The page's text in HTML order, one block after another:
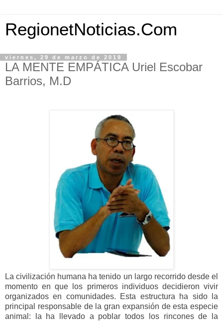
RegionetNoticias.Com
viernes, 29 de marzo de 2019
LA MENTE EMPÁTICA Uriel Escobar
Barrios, M.D
La civilización humana ha tenido un largo recorrido desde el
momento en que los primeros individuos decidieron vivir
organizados en comunidades. Esta estructura ha sido la
principal responsable de la gran expansión de esta especie
animal: la ha llevado a poblar todos los rincones de la